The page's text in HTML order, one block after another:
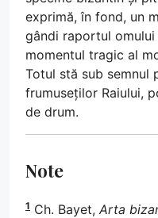
exprimă, în fond, un
gândi raportul omului
momentul tragic al
Totul stă sub semnul
frumuseților Raiului,
de drum.
Note
1 Ch. Bayet, Arta